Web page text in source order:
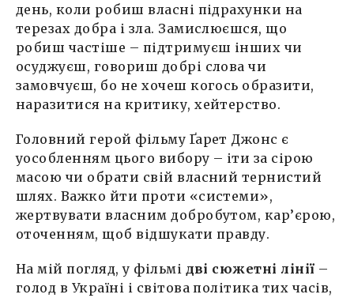
день, коли робиш власні підрахунки на
терезах добра і зла. Замислюєшся, що
робиш частіше – підтримуєш інших чи
осуджуєш, говориш добрі слова чи
замовчуєш, бо не хочеш когось образити,
наразитися на критику, хейтерство.
Головний герой фільму Ґарет Джонс є
уособленням цього вибору – іти за сірою
масою чи обрати свій власний тернистий
шлях. Важко йти проти «системи»,
жертвувати власним добробутом, кар’єрою,
оточенням, щоб відшукати правду.
На мій погляд, у фільмі дві сюжетні лінії –
голод в Україні і світова політика тих часів,